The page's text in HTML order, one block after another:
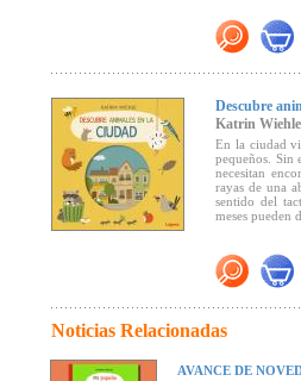
Descubre
Katrin Wiehle
En la ciudad
pequeños. Sin
necesitan
rayas de una
sentido del
meses pueden
Noticias Relacionadas
AVANCE DE